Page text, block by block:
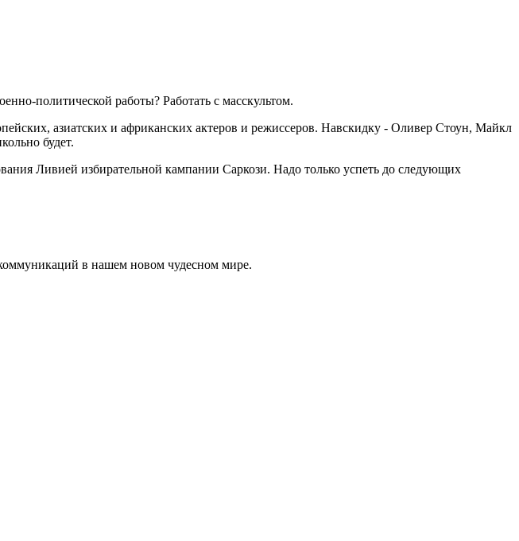
политической работы? Работать с масскультом.
азиатских и африканских актеров и режиссеров. Навскидку - Оливер Стоун, Майкл
будет.
Ливией избирательной кампании Саркози. Надо только успеть до следующих
в нашем новом чудесном мире.